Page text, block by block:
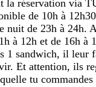
la réservation via
de 10h à
nuit de 23h à 24h.
à 12h et de 16h à
1 sandwich, il leur
Et attention, ils
tu